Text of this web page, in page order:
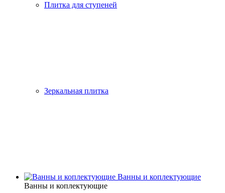
Плитка для ступеней
Зеркальная плитка
Ванны и коплектующие
Ванны и коплектующие